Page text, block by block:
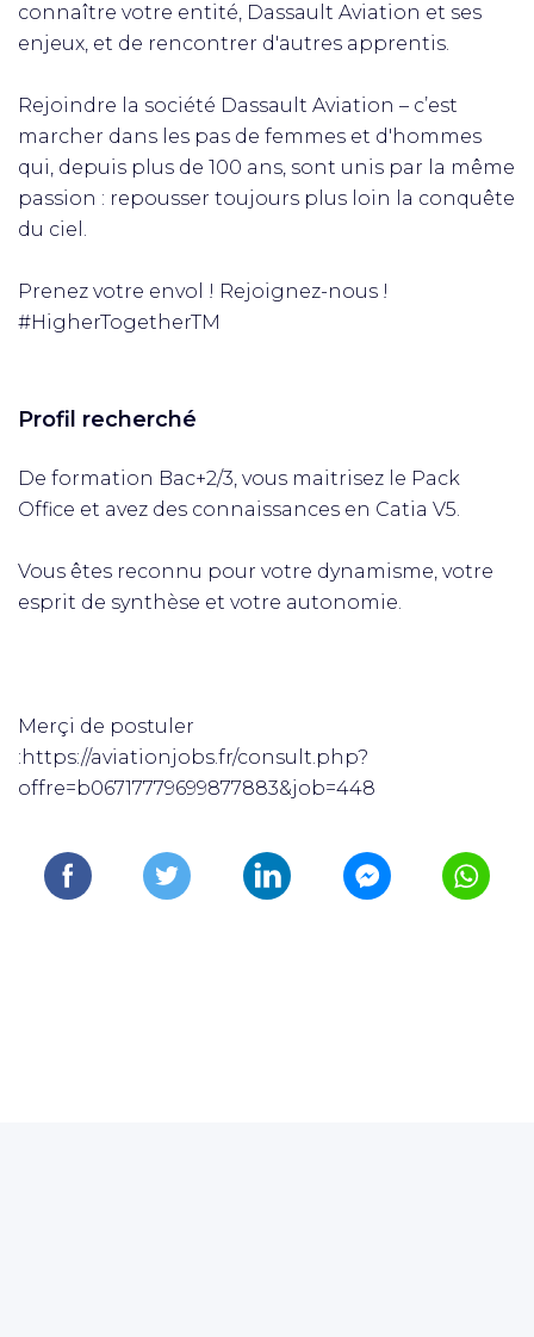
connaître votre entité, Dassault Aviation et ses
enjeux, et de rencontrer d'autres apprentis.
Rejoindre la société Dassault Aviation – c’est
marcher dans les pas de femmes et d'hommes
qui, depuis plus de 100 ans, sont unis par la même
passion : repousser toujours plus loin la conquête
du ciel.
Prenez votre envol ! Rejoignez-nous !
#HigherTogetherTM
Profil recherché
De formation Bac+2/3, vous maitrisez le Pack
Office et avez des connaissances en Catia V5.
Vous êtes reconnu pour votre dynamisme, votre
esprit de synthèse et votre autonomie.
Merçi de postuler
:https://aviationjobs.fr/consult.php?
offre=b06717779699877883&job=448